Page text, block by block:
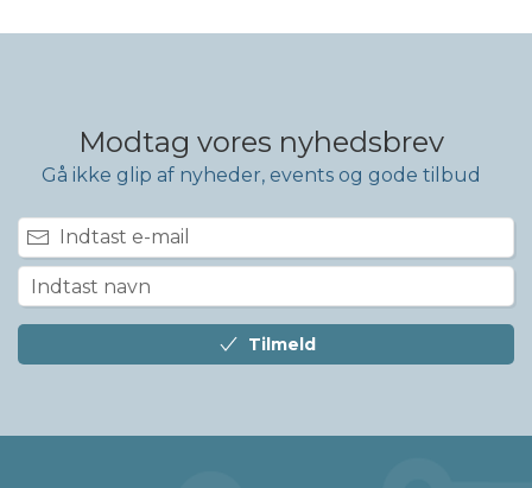
Modtag vores nyhedsbrev
Gå ikke glip af nyheder, events og gode tilbud
Tilmeld